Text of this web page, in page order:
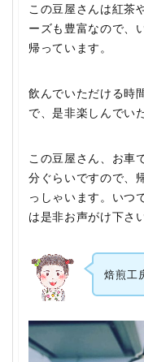
この豆屋さんは紅茶
ーズも豊富なので、
帰っています。
飲んでいただける時
で、是非楽しんでい
この豆屋さん、お車
分ぐらいですので、
っしゃいます。いつ
は是非お声がけ下さい
焙煎工